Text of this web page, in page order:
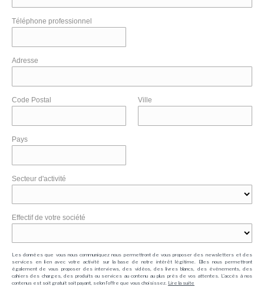
Téléphone professionnel
Adresse
Code Postal Ville
Pays
Secteur d'activité
Effectif de votre société
Les données que vous nous communiquez nous permettront de vous proposer des newsletters et des
services en lien avec votre activité sur la base de notre intérêt légitime. Elles nous permettront
également de vous proposer des interviews, des vidéos, des livres blancs, des événements, des
cahiers des charges, des produits ou services au contenu au plus près de vos attentes. L'accès à nos
contenus est soit gratuit soit payant, selon l'offre que vous choisissez. Lire la suite